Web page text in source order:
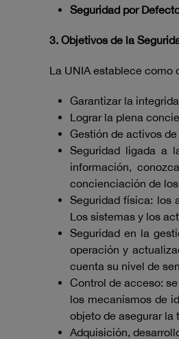
Seguridad por
3. Objetivos de la
La UNIA establece como
Garantizar la
Lograr la plena
Gestión de activos
Seguridad ligada a
información,
concienciación de
Seguridad física: los
Los sistemas y los
Seguridad en la
operación y
cuenta su nivel de
Control de acceso:
los mecanismos de
objeto de asegurar la
Adquisición,